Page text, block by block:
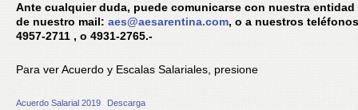
Ante cualquier duda, puede comunicarse con nuestra entidad
de nuestro mail: aes@aesarentina.com, o a nuestros
4957-2711 , o 4931-2765.-
Para ver Acuerdo y Escalas Salariales, presione
Acuerdo Salarial 2019 Descarga